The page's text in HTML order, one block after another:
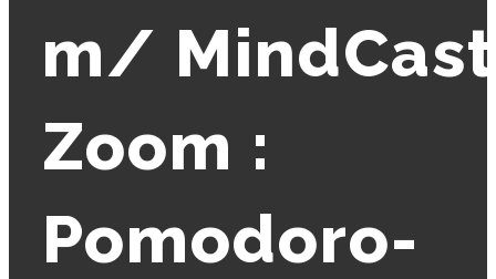
m/ MindCast
Zoom :
Pomodoro-